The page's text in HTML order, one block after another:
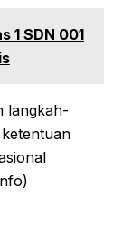
1 SDN 001
langkah-